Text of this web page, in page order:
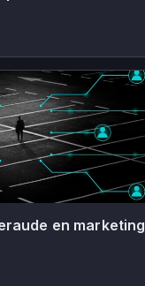
en marketing